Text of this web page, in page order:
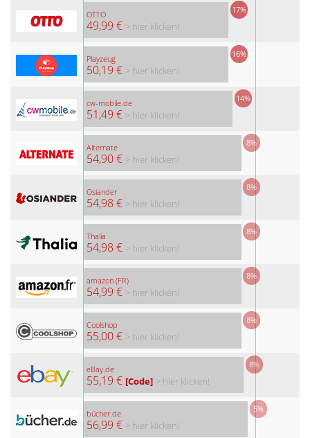
OTTO
49,99 €
17%
> hier klicken!
Playzeug
50,19 €
16%
> hier klicken!
cw-mobile.de
51,49 €
14%
> hier klicken!
Alternate
54,90 €
8%
> hier klicken!
Osiander
54,98 €
8%
> hier klicken!
Thalia
54,98 €
8%
> hier klicken!
amazon (FR)
54,99 €
8%
> hier klicken!
Coolshop
55,00 €
8%
> hier klicken!
eBay.de
55,19 € [Code]
8%
> hier klicken!
bücher.de
56,99 €
5%
> hier klicken!